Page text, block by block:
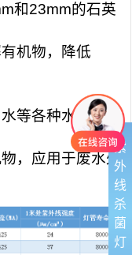
紫
外
线
杀
菌
灯
和23mm的石英
机物，降低
等各种水体的消
，应用于废水处